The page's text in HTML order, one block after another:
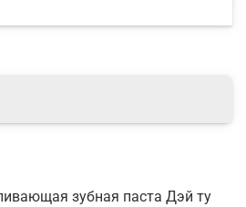
зубная паста Дэй ту